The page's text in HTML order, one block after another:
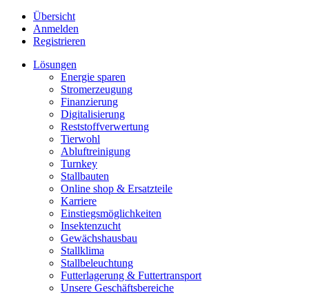
Übersicht
Anmelden
Registrieren
Lösungen
Energie sparen
Stromerzeugung
Finanzierung
Digitalisierung
Reststoffverwertung
Tierwohl
Abluftreinigung
Turnkey
Stallbauten
Online shop & Ersatzteile
Karriere
Einstiegsmöglichkeiten
Insektenzucht
Gewächshausbau
Stallklima
Stallbeleuchtung
Futterlagerung & Futtertransport
Unsere Geschäftsbereiche